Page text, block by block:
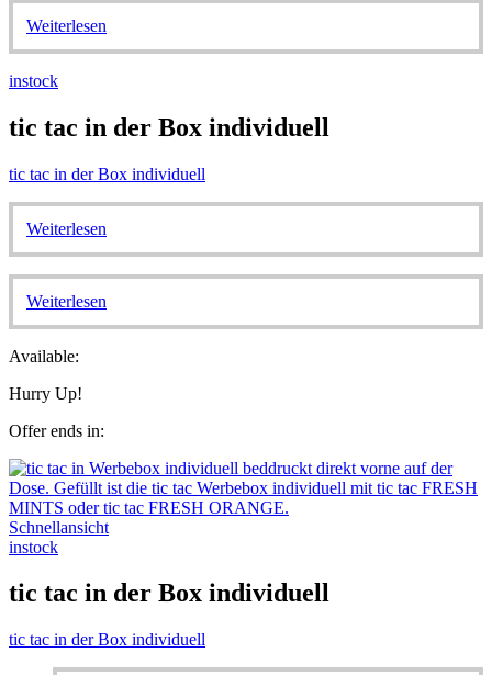
Weiterlesen
instock
tic tac in der Box individuell
tic tac in der Box individuell
Weiterlesen
Weiterlesen
Available:
Hurry Up!
Offer ends in:
Schnellansicht
instock
tic tac in der Box individuell
tic tac in der Box individuell